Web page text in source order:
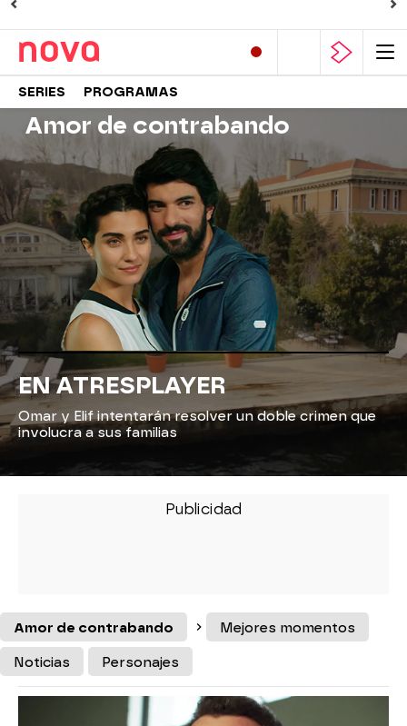
SERIES PROGRAMAS
Amor de contrabando
EN ATRESPLAYER
Omar y Elif intentarán resolver un doble crimen que
involucra a sus familias
Amor de contrabando Mejores momentos
Noticias Personajes